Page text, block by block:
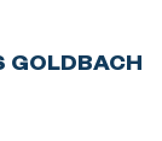
GOLDBACH